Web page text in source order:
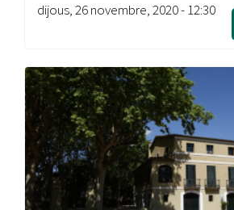
dijous, 26 novembre, 2020 - 12:30